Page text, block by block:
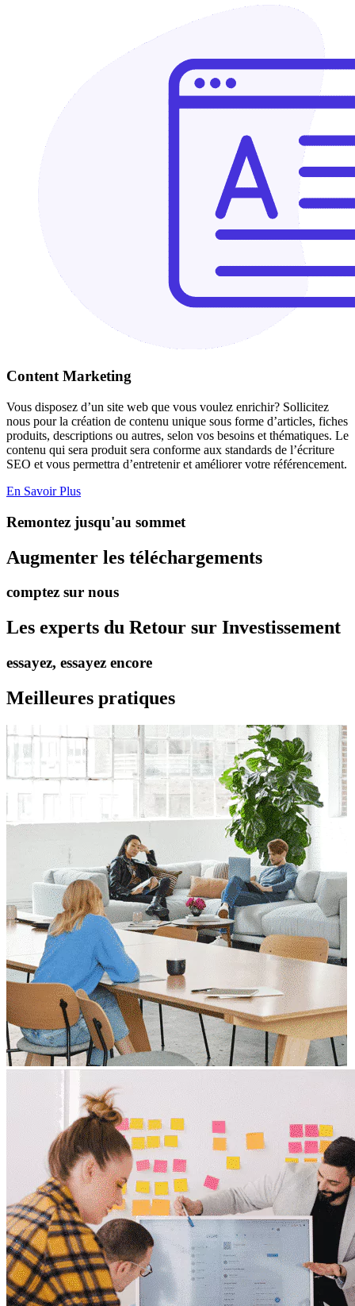
Content Marketing​
Vous disposez d’un site web que vous voulez enrichir? Sollicitez
nous pour la création de contenu unique sous forme d’articles, fiches
produits, descriptions ou autres, selon vos besoins et thématiques. Le
contenu qui sera produit sera conforme aux standards de l’écriture
SEO et vous permettra d’entretenir et améliorer votre référencement.
En Savoir Plus
Remontez jusqu'au sommet
Augmenter les téléchargements
comptez sur nous
Les experts du Retour sur Investissement
essayez, essayez encore
Meilleures pratiques